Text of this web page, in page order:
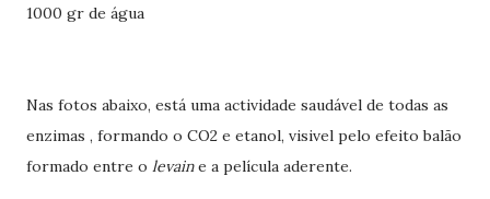
1000 gr de água
Nas fotos abaixo, está uma actividade saudável de todas as
enzimas , formando o CO2 e etanol, visivel pelo efeito balão
formado entre o levaine a película aderente.